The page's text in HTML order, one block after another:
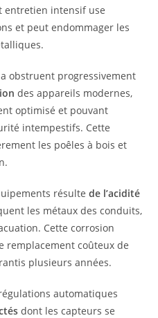
entretien intensif use
et peut endommager les
obstruent progressivement
des appareils modernes,
optimisé et pouvant
intempestifs. Cette
les poêles à bois et
résultede l’acidité
les métaux des conduits,
Cette corrosion
remplacement coûteux de
plusieurs années.
automatiques
dont les capteurs se